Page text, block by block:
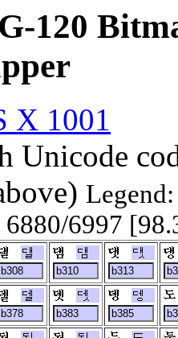
120
X 1001
Unicode
6880/6997
댈 댐 댓
델 뎃 뎅